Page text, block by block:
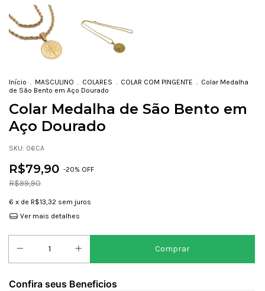
Início . MASCULINO . COLARES . COLAR COM PINGENTE . Colar Medalha
de São Bento em Aço Dourado
Colar Medalha de São Bento em
Aço Dourado
SKU: 06CA
R$79,90 -20% OFF
R$99,90
6 x de R$13,32 sem juros
Ver mais detalhes
Confira seus Beneficios